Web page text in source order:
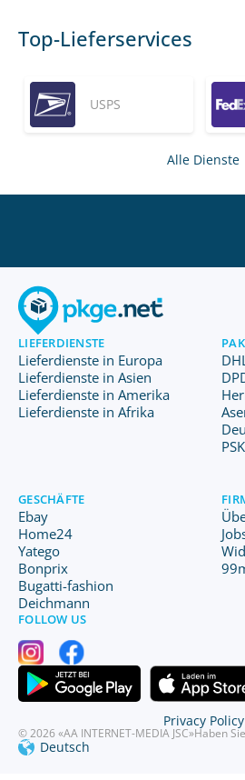
Top-Lieferservices
USPS
Alle Dienste
LIEFERDIENSTE
Lieferdienste in Europa
Lieferdienste in Asien
Lieferdienste in Amerika
Lieferdienste in Afrika
GESCHÄFTE
Ebay
Home24
Yatego
Bonprix
Bugatti-fashion
Deichmann
FOLLOW US
© 2026 «AA INTERNET-MEDIA JSC»Haben
Deutsch
Privacy Policy